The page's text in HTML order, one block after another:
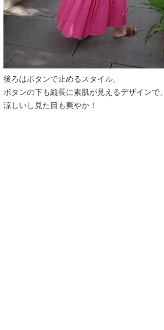
後ろはボタンで止めるスタイル。
ボタンの下も縦長に素肌が見えるデザインで、
涼しいし見た目も爽やか！